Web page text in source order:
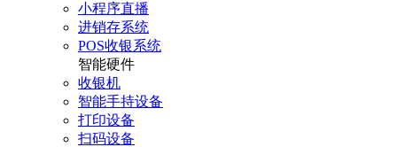
小程序直播
进销存系统
POS收银系统
智能硬件
收银机
智能手持设备
打印设备
扫码设备